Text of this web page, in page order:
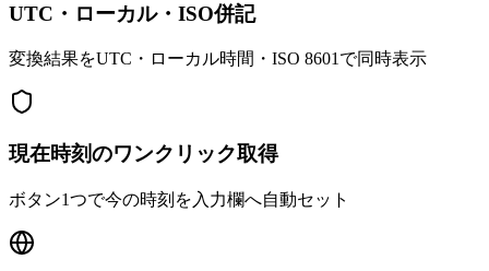
UTC・ローカル・ISO併記
変換結果をUTC・ローカル時間・ISO 8601で同時表示
現在時刻のワンクリック取得
ボタン1つで今の時刻を入力欄へ自動セット